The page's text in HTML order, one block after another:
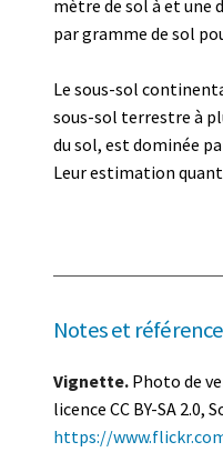
mètre de sol à et une
par gramme de sol
Le sous-sol
sous-sol terrestre à
du sol, est dominée
Leur estimation
Notes et
Vignette. Photo de
licence CC BY-SA 2.0,
https://